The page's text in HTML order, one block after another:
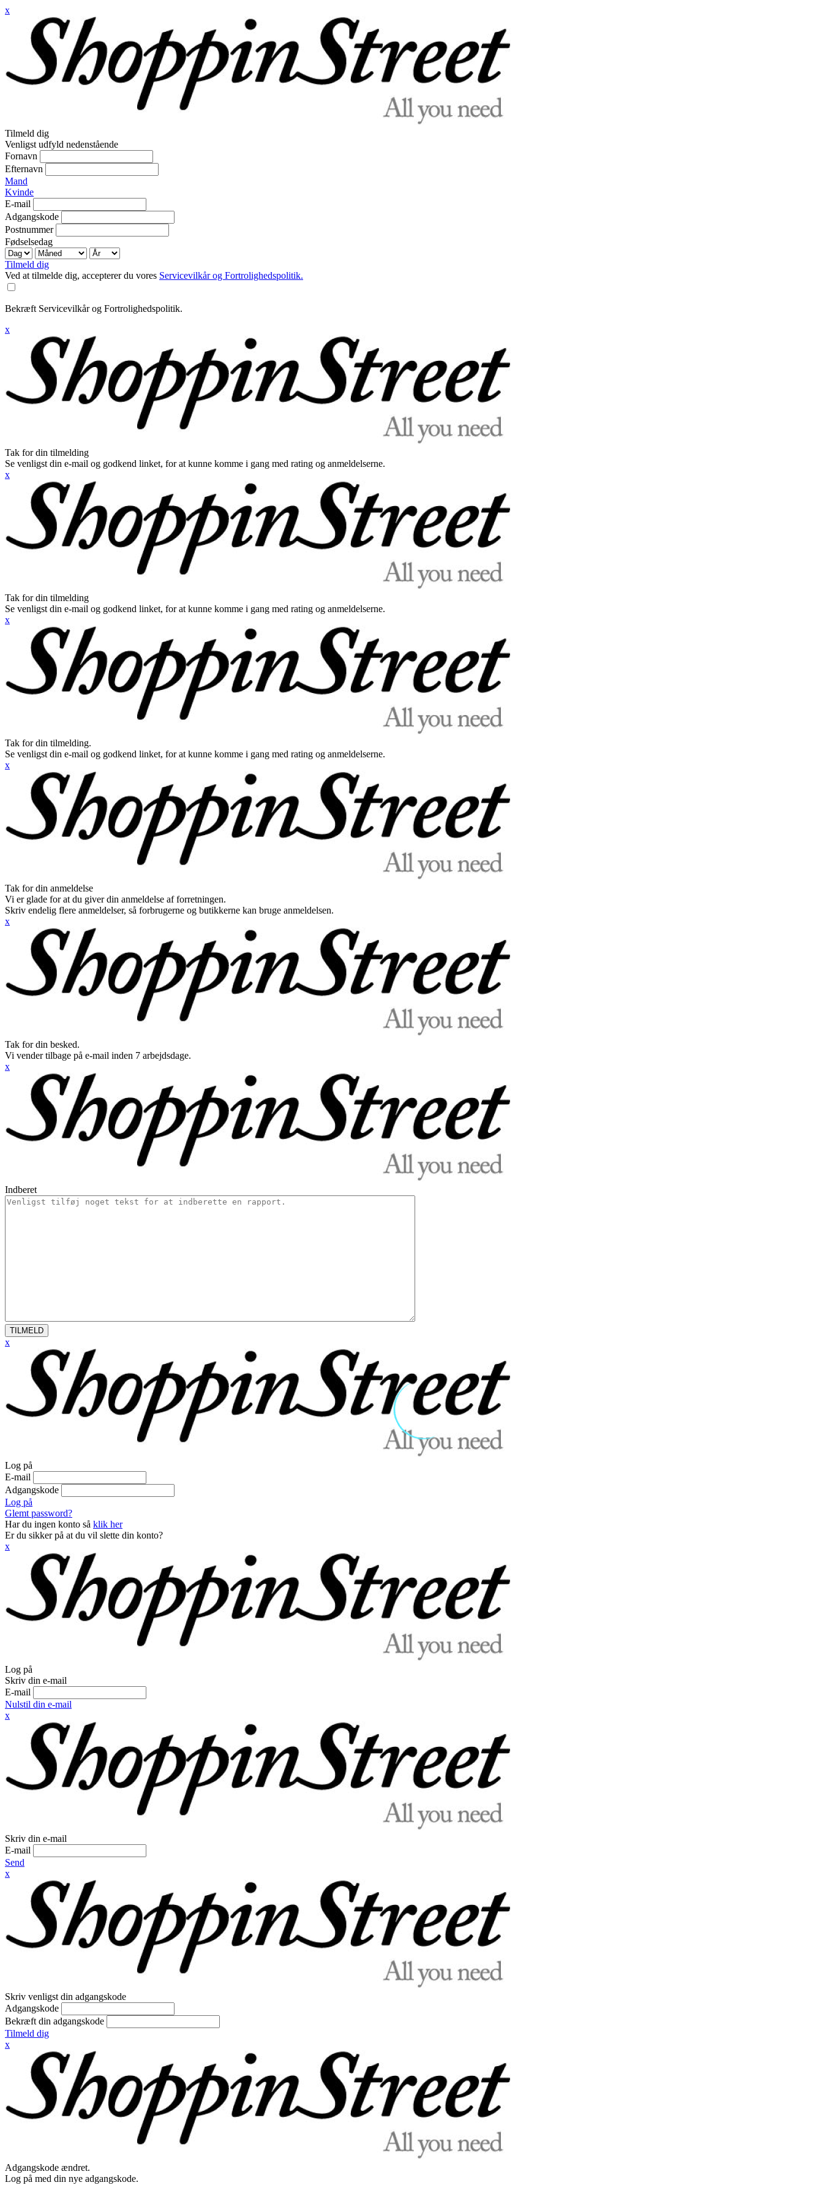
x
Tilmeld dig
Venligst udfyld nedenstående
Fornavn
Efternavn
Mand
Kvinde
E-mail
Adgangskode
Postnummer
Fødselsedag
Tilmeld dig
Ved at tilmelde dig, accepterer du vores Servicevilkår og Fortrolighedspolitik.
Bekræft Servicevilkår og Fortrolighedspolitik.
x
Tak for din tilmelding
Se venligst din e-mail og godkend linket, for at kunne komme i gang med rating og anmeldelserne.
x
Tak for din tilmelding
Se venligst din e-mail og godkend linket, for at kunne komme i gang med rating og anmeldelserne.
x
Tak for din tilmelding.
Se venligst din e-mail og godkend linket, for at kunne komme i gang med rating og anmeldelserne.
x
Tak for din anmeldelse
Vi er glade for at du giver din anmeldelse af forretningen.
Skriv endelig flere anmeldelser, så forbrugerne og butikkerne kan bruge anmeldelsen.
x
Tak for din besked.
Vi vender tilbage på e-mail inden 7 arbejdsdage.
x
Indberet
TILMELD
x
Log på
E-mail
Adgangskode
Log på
Glemt password?
Har du ingen konto så klik her
Er du sikker på at du vil slette din konto?
x
Log på
Skriv din e-mail
E-mail
Nulstil din e-mail
x
Skriv din e-mail
E-mail
Send
x
Skriv venligst din adgangskode
Adgangskode
Bekræft din adgangskode
Tilmeld dig
x
Adgangskode ændret.
Log på med din nye adgangskode.